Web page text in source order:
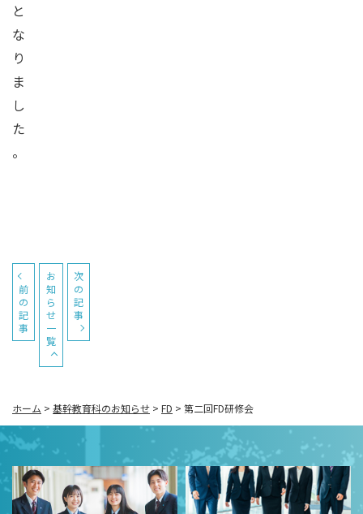
と
な
り
ま
し
た
。
前
の
記
事
お
知
ら
せ
一
覧
次
の
記
事
ホーム > 基幹教育科のお知らせ > FD > 第二回FD研修会